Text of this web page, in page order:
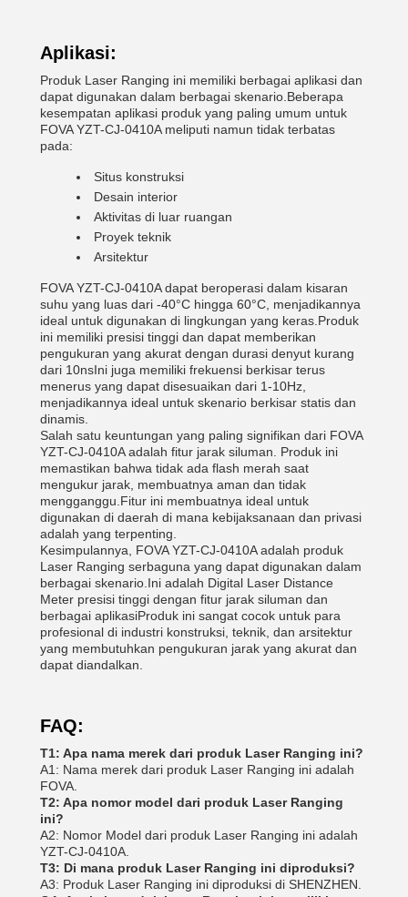
Aplikasi:
Produk Laser Ranging ini memiliki berbagai aplikasi dan
dapat digunakan dalam berbagai skenario.Beberapa
kesempatan aplikasi produk yang paling umum untuk
FOVA YZT-CJ-0410A meliputi namun tidak terbatas
pada:
Situs konstruksi
Desain interior
Aktivitas di luar ruangan
Proyek teknik
Arsitektur
FOVA YZT-CJ-0410A dapat beroperasi dalam kisaran
suhu yang luas dari -40°C hingga 60°C, menjadikannya
ideal untuk digunakan di lingkungan yang keras.Produk
ini memiliki presisi tinggi dan dapat memberikan
pengukuran yang akurat dengan durasi denyut kurang
dari 10nsIni juga memiliki frekuensi berkisar terus
menerus yang dapat disesuaikan dari 1-10Hz,
menjadikannya ideal untuk skenario berkisar statis dan
dinamis.
Salah satu keuntungan yang paling signifikan dari FOVA
YZT-CJ-0410A adalah fitur jarak siluman. Produk ini
memastikan bahwa tidak ada flash merah saat
mengukur jarak, membuatnya aman dan tidak
mengganggu.Fitur ini membuatnya ideal untuk
digunakan di daerah di mana kebijaksanaan dan privasi
adalah yang terpenting.
Kesimpulannya, FOVA YZT-CJ-0410A adalah produk
Laser Ranging serbaguna yang dapat digunakan dalam
berbagai skenario.Ini adalah Digital Laser Distance
Meter presisi tinggi dengan fitur jarak siluman dan
berbagai aplikasiProduk ini sangat cocok untuk para
profesional di industri konstruksi, teknik, dan arsitektur
yang membutuhkan pengukuran jarak yang akurat dan
dapat diandalkan.
FAQ:
T1: Apa nama merek dari produk Laser Ranging ini?
A1: Nama merek dari produk Laser Ranging ini adalah
FOVA.
T2: Apa nomor model dari produk Laser Ranging
ini?
A2: Nomor Model dari produk Laser Ranging ini adalah
YZT-CJ-0410A.
T3: Di mana produk Laser Ranging ini diproduksi?
A3: Produk Laser Ranging ini diproduksi di SHENZHEN.